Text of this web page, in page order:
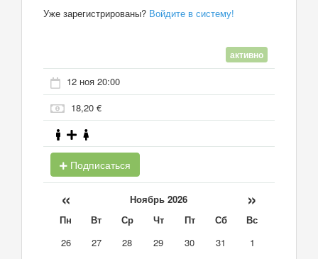
Уже зарегистрированы? Войдите в систему!
активно
12 ноя 20:00
18,20 €
Подписаться
« Ноябрь 2026 »
Пн Вт Ср Чт Пт Сб
Вс
26
27 28 29 30 31
1